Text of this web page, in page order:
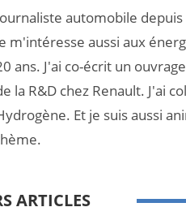
automobile
m'intéresse aussi aux
ans. J'ai co-écrit un
la R&D chez Renault. J'ai
Et je suis aussi
ARTICLES